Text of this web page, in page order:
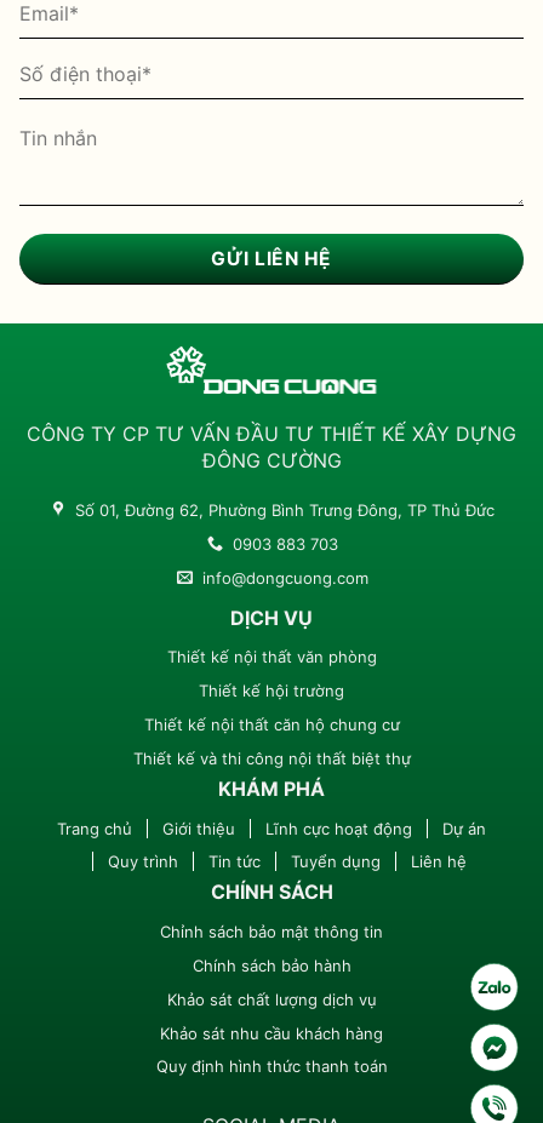
CÔNG TY CP TƯ VẤN ĐẦU TƯ THIẾT KẾ XÂY DỰNG
ĐÔNG CƯỜNG
Số 01, Đường 62, Phường Bình Trưng Đông, TP Thủ Đức
0903 883 703
info@dongcuong.com
DỊCH VỤ
Thiết kế nội thất văn phòng
Thiết kế hội trường
Thiết kế nội thất căn hộ chung cư
Thiết kế và thi công nội thất biệt thự
KHÁM PHÁ
Trang chủ Giới thiệu Lĩnh cực hoạt động
Dự án
Quy trình
Tin tức Tuyển dụng Liên hệ
CHÍNH SÁCH
Chỉnh sách bảo mật thông tin
Chính sách bảo hành
Khảo sát chất lượng dịch vụ
Khảo sát nhu cầu khách hàng
Quy định hình thức thanh toán